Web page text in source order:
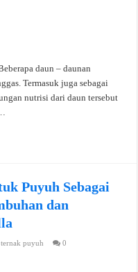
daun – daunan
Termasuk juga sebagai
nutrisi dari daun tersebut
Puyuh Sebagai
dan
,ternak puyuh 0